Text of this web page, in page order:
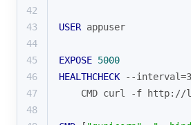
42
43
USER appuser
44
45
EXPOSE 5000
46
HEALTHCHECK --
47
CMD curl -f
48